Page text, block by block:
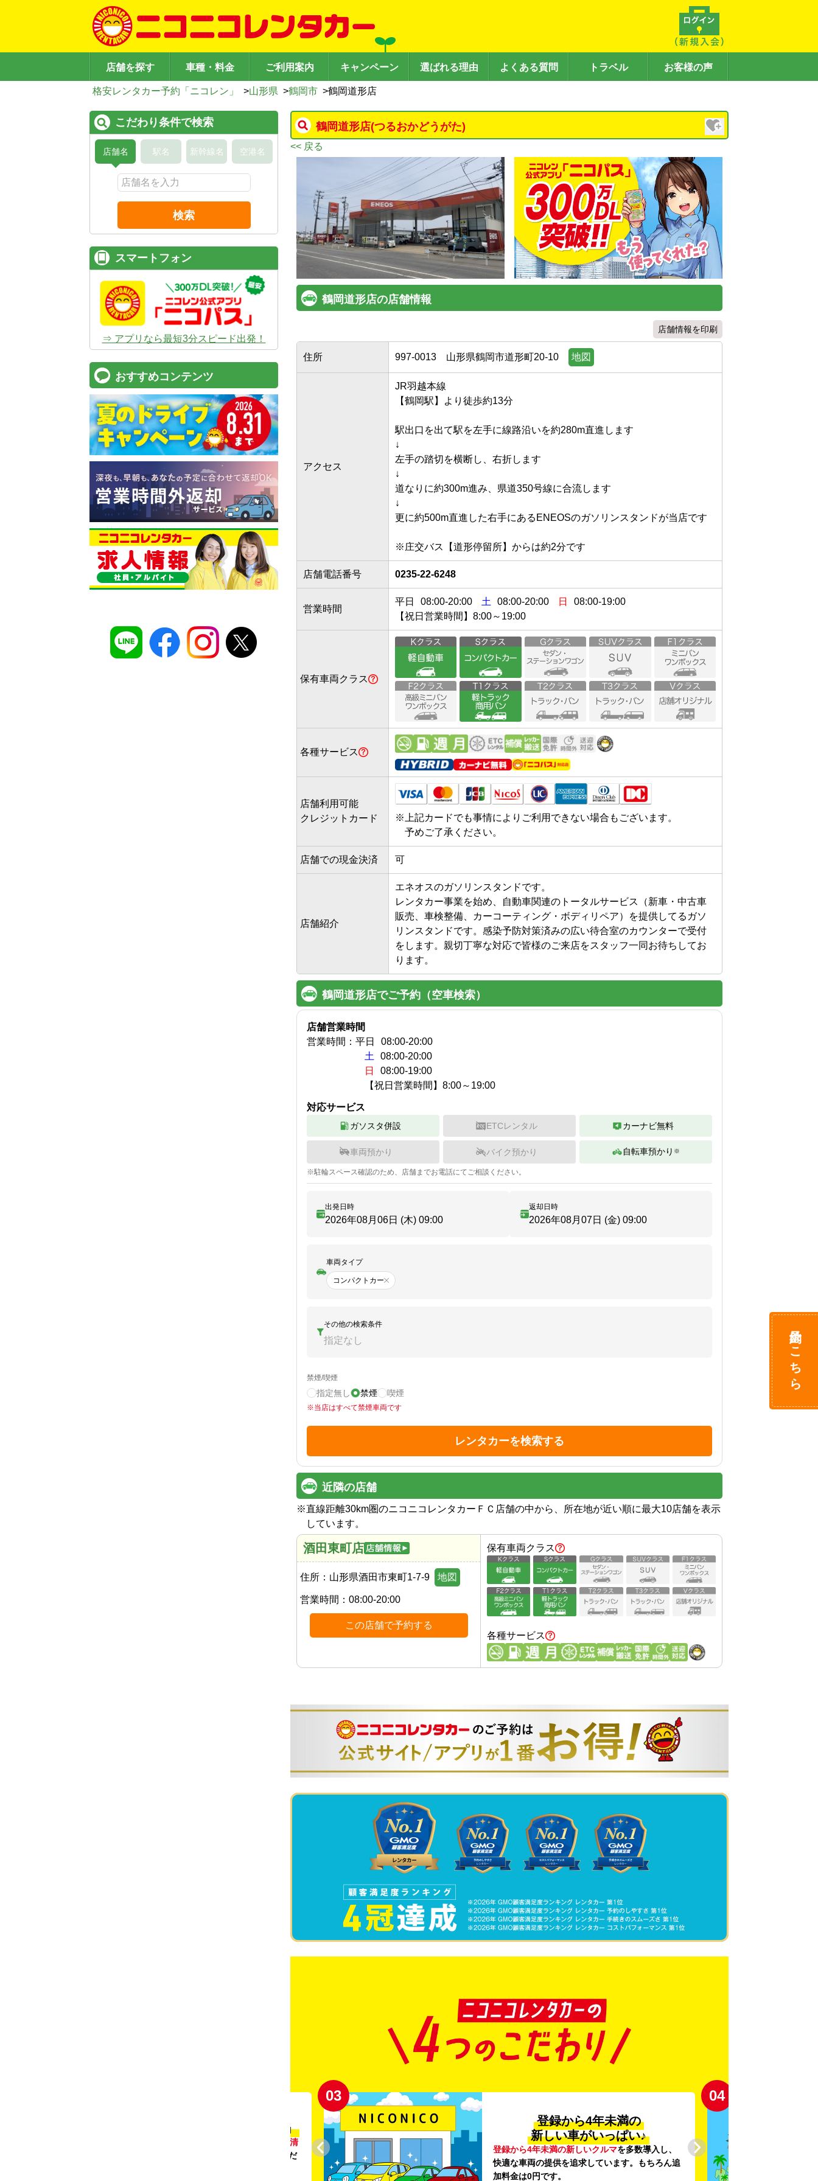
店舗を探す 車種・料金 ご利用案内 キャンペーン 選ばれる理由 よくある質問 トラベル お客様の声
格安レンタカー予約「ニコレン」 >山形県 >鶴岡市 >鶴岡道形店
鶴岡道形店(つるおかどうがた)
<< 戻る
鶴岡道形店の店舗情報
店舗情報を印刷
住所 997-0013 山形県鶴岡市道形町20-10 地図
アクセス
JR羽越本線
【鶴岡駅】より徒歩約13分
駅出口を出て駅を左手に線路沿いを約280m直進します
↓
左手の踏切を横断し、右折します
↓
道なりに約300m進み、県道350号線に合流します
↓
更に約500m直進した右手にあるENEOSのガソリンスタンドが当店です
店舗電話番号 0235-22-6248
営業時間
平日 08:00-20:00 土 08:00-20:00 日
08:00-19:00
【祝日営業時間】8:00～19:00
保有車両クラス
各種サービス
店舗利用可能
クレジットカード
※ 上記カードでも事情によりご利用できない場合もございます。
予めご了承ください。
店舗での現金決済 可
店舗紹介
エネオスのガソリンスタンドです。
レンタカー事業を始め、自動車関連のトータルサービス（新車・中古車
販売、車検整備、カーコーティング・ボディリペア）を提供してるガソ
リンスタンドです。感染予防対策済みの広い待合室のカウンターで受付
をします。親切丁寧な対応で皆様のご来店をスタッフ一同お待ちしてお
ります。
鶴岡道形店でご予約（空車検索）
店舗営業時間
営業時間： 平日 08:00-20:00
土
08:00-20:00
日
08:00-19:00
【祝日営業時間】8:00～19:00
対応サービス
ガソスタ併設 ETCレンタル カーナビ無料
車両預かり バイク預かり 自転車預かり ※
※駐輪スペース確認のため、店舗までお電話にてご相談ください。
出発日時
2026年08月06日 (木) 09:00
返却日時
2026年08月07日 (金) 09:00
車両タイプ
コンパクトカー
その他の検索条件
指定なし
禁煙/喫煙
指定無し 禁煙 喫煙
※当店はすべて禁煙車両です
レンタカーを検索する
近隣の店舗
※直線距離30km圏のニコニコレンタカーＦＣ店舗の中から、所在地が近い順に最大10店舗を表示
しています。
酒田東町店
住所： 山形県酒田市東町1-7-9 地図
営業時間： 08:00-20:00
この店舗で予約する
保有車両クラス
各種サービス
予約はこちら
「安心・安全・清潔」
車内外の清
を徹底。安心感と清潔感を感じていただ
03
登録から4年未満の
新しい車がいっぱい♪
登録から4年未満の新しいクルマを多数導入し、
快適な車両の提供を追求しています。もちろん追
加料金は0円です。
04
こだわり条件で検索
店舗名 駅名 新幹線名 空港名
検索
スマートフォン
⇒ アプリなら最短3分スピード出発！
おすすめコンテンツ